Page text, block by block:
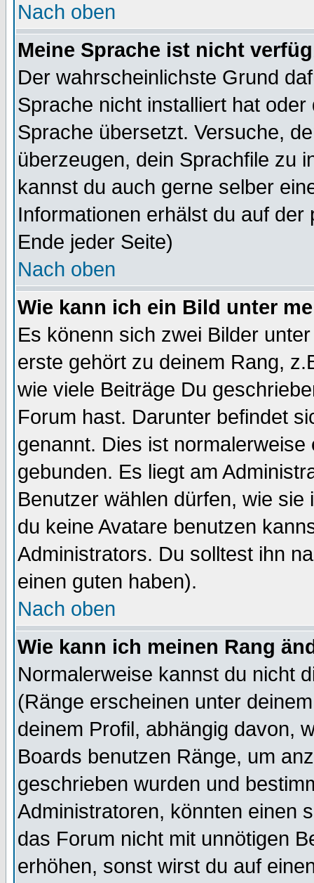
Nach oben
Meine Sprache ist nicht
Der wahrscheinlichste Grund
Sprache nicht installiert hat
Sprache übersetzt. Versuche,
überzeugen, dein Sprachfile zu
kannst du auch gerne selber
Informationen erhälst du auf
Ende jeder Seite)
Nach oben
Wie kann ich ein Bild unter
Es könenn sich zwei Bilder
erste gehört zu deinem Rang,
wie viele Beiträge Du
Forum hast. Darunter befindet
genannt. Dies ist
gebunden. Es liegt am
Benutzer wählen dürfen, wie
du keine Avatare benutzen
Administrators. Du solltest ihn
einen guten haben).
Nach oben
Wie kann ich meinen Rang
Normalerweise kannst du nicht
(Ränge erscheinen unter
deinem Profil, abhängig davon,
Boards benutzen Ränge, um
geschrieben wurden und
Administratoren, könnten einen
das Forum nicht mit unnötigen
erhöhen, sonst wirst du auf